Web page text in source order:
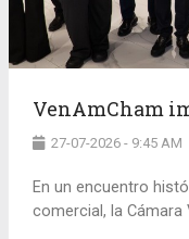
VenAmCham
27-07-2026 - 9:45 AM
En un encuentro
comercial, la Cámara